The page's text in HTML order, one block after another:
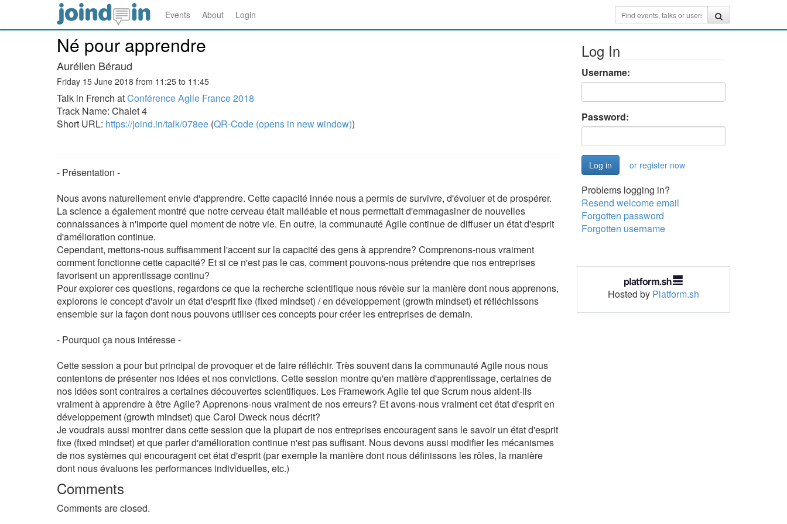
Events About Login
Né pour apprendre
Aurélien Béraud
Friday 15 June 2018 from 11:25 to 11:45
Talk in French atConférence Agile France 2018
Track Name: Chalet 4
Short URL: https://joind.in/talk/078ee (QR-Code (opens in new window))
- Présentation -
Nous avons naturellement envie d'apprendre. Cette capacité innée nous a permis de survivre, d'évoluer et de prospérer.
La science a également montré que notre cerveau était malléable et nous permettait d'emmagasiner de nouvelles
connaissances à n'importe quel moment de notre vie. En outre, la communauté Agile continue de diffuser un état d'esprit
d'amélioration continue.
Cependant, mettons-nous suffisamment l'accent sur la capacité des gens à apprendre? Comprenons-nous vraiment
comment fonctionne cette capacité? Et si ce n'est pas le cas, comment pouvons-nous prétendre que nos entreprises
favorisent un apprentissage continu?
Pour explorer ces questions, regardons ce que la recherche scientifique nous révèle sur la manière dont nous apprenons,
explorons le concept d'avoir un état d'esprit fixe (fixed mindset) / en développement (growth mindset) et réfléchissons
ensemble sur la façon dont nous pouvons utiliser ces concepts pour créer les entreprises de demain.
- Pourquoi ça nous intéresse -
Cette session a pour but principal de provoquer et de faire réfléchir. Très souvent dans la communauté Agile nous nous
contentons de présenter nos idées et nos convictions. Cette session montre qu'en matière d'apprentissage, certaines de
nos idées sont contraires a certaines découvertes scientifiques. Les Framework Agile tel que Scrum nous aident-ils
vraiment à apprendre à être Agile? Apprenons-nous vraiment de nos erreurs? Et avons-nous vraiment cet état d'esprit en
développement (growth mindset) que Carol Dweck nous décrit?
Je voudrais aussi montrer dans cette session que la plupart de nos entreprises encouragent sans le savoir un état d'esprit
fixe (fixed mindset) et que parler d'amélioration continue n'est pas suffisant. Nous devons aussi modifier les mécanismes
de nos systèmes qui encouragent cet état d'esprit (par exemple la manière dont nous définissons les rôles, la manière
dont nous évaluons les performances individuelles, etc.)
Comments
Comments are closed.
Log In
Username:
Password:
or register now
Problems logging in?
Resend welcome email
Forgotten password
Forgotten username
Hosted by Platform.sh